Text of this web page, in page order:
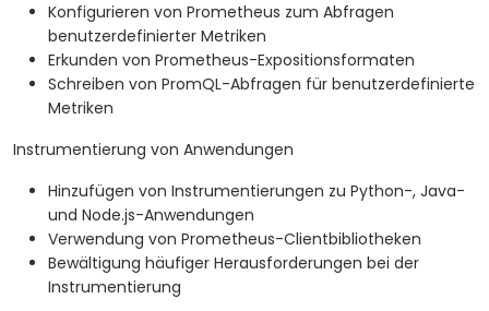
Konfigurieren von Prometheus zum Abfragen
benutzerdefinierter Metriken
Erkunden von Prometheus-Expositionsformaten
Schreiben von PromQL-Abfragen für benutzerdefinierte
Metriken
Instrumentierung von Anwendungen
Hinzufügen von Instrumentierungen zu Python-, Java-
und Node.js-Anwendungen
Verwendung von Prometheus-Clientbibliotheken
Bewältigung häufiger Herausforderungen bei der
Instrumentierung